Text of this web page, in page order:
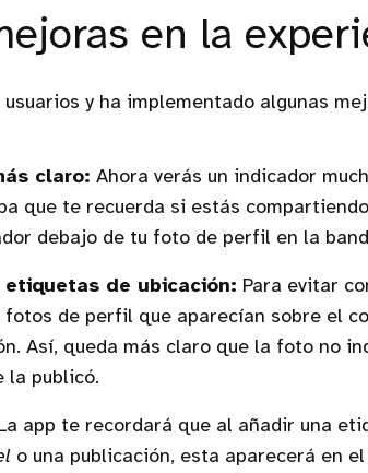
en la
y ha implementado algunas
claro: Ahora verás un indicador
que te recuerda si estás
debajo de tu foto de perfil en la
de ubicación: Para evitar
de perfil que aparecían sobre el
Así, queda más claro que la foto no
la publicó.
app te recordará que al añadir una
o una publicación, esta aparecerá en el